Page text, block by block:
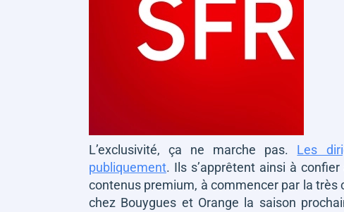
L’exclusivité, ça ne marche pas. Les
publiquement. Ils s’apprêtent ainsi à
contenus premium, à commencer par la
chez Bouygues et Orange la saison